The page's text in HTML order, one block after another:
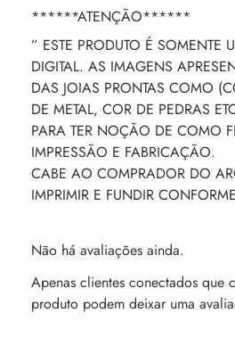
******ATENÇÃO******
” ESTE PRODUTO É SOMENTE
DIGITAL. AS IMAGENS
DAS JOIAS PRONTAS COMO
DE METAL, COR DE PEDRAS
PARA TER NOÇÃO DE COMO
IMPRESSÃO E FABRICAÇÃO.
CABE AO COMPRADOR DO
IMPRIMIR E FUNDIR
Não há avaliações ainda.
Apenas clientes conectados que
produto podem deixar uma